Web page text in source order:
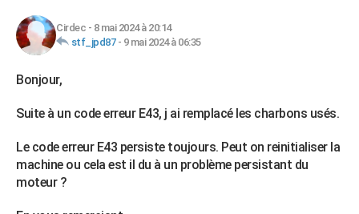
Retraite
Impôts
Epargne
Immobilier
Risques naturels par ville
Banque
Assurance
Crédit
AUTO
Essais
Réserver un essai
Citadines
Berlines
SUV
Forum auto
+HIGH-TECH
Mobiles
Meilleur smartphone
Internet
Ordinateurs
Jeux vidéo
Guide high-tech
BRICOLAGE
Forum
Aménagement intérieur
Extérieur
Cuisine
Salle de bains
Jardinage
Rangement
WEEK-END
Guides de France
Escapades
Patrimoine
Expositions
Musées
Week-end nature
+LIFESTYLE
Art de vivre
Bien-être
Loisirs
Mode
Modes de vie
SANTE
Alimentation
Guide de la santé
Maladies
Médicaments
Sommeil
Cirdec - 8 mai 2024 à 20:14
stf_jpd87- 9 mai 2024 à 06:35
Bonjour,
Suite à un code erreur E43, j ai remplacé les charbons usés.
Le code erreur E43 persiste toujours. Peut on reinitialiser la
machine ou cela est il du à un problème persistant du
moteur ?